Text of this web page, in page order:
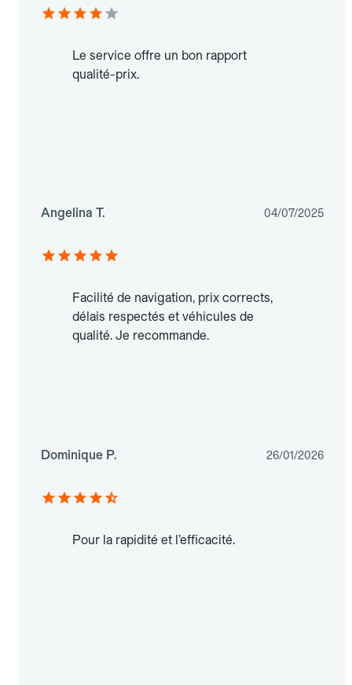
Le service offre un bon rapport
qualité-prix.
Angelina T. 04/07/2025
Facilité de navigation, prix corrects,
délais respectés et véhicules de
qualité. Je recommande.
Dominique P. 26/01/2026
Pour la rapidité et l’efficacité.